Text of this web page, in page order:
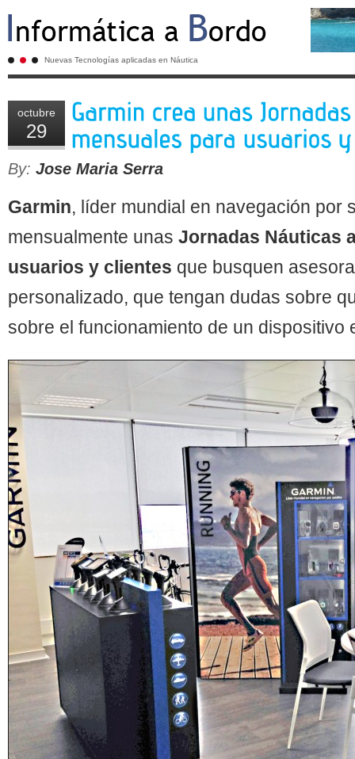
Nuevas Tecnologías aplicadas en Náutica
octubre
29
By: Jose Maria Serra
Garmin, líder mundial en navegación por
mensualmente unas Jornadas Náuticas
usuarios y clientes que busquen
personalizado, que tengan dudas sobre
sobre el funcionamiento de un dispositivo